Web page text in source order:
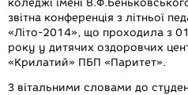
звітна конференція з літньої
«Літо-2014», що проходила з
року у дитячих оздоровчих
«Крилатий» ПБП «Паритет».
З вітальними словами до